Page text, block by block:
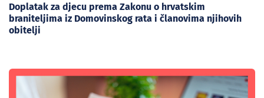
Doplatak za djecu prema Zakonu o hrvatskim
braniteljima iz Domovinskog rata i članovima njihovih
obitelji